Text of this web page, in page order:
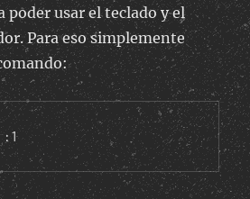
poder usar el teclado y el
Para eso simplemente
:1